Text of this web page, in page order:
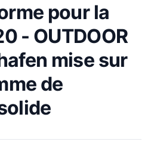
pour la
- OUTDOOR
mise sur
de